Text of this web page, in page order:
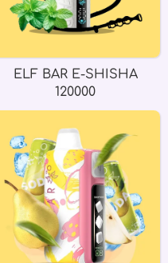
ELF BAR E-SHISHA
120000